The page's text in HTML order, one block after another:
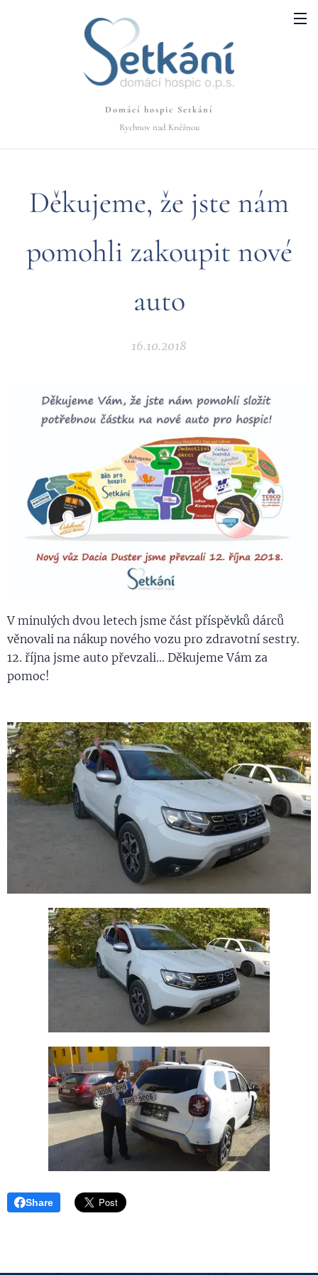
Domácí hospic Setkání
Rychnov nad Kněžnou
Děkujeme, že jste nám
pomohli zakoupit nové
auto
16.10.2018
V minulých dvou letech jsme část příspěvků dárců
věnovali na nákup nového vozu pro zdravotní sestry.
12. října jsme auto převzali... Děkujeme Vám za
pomoc!
Share